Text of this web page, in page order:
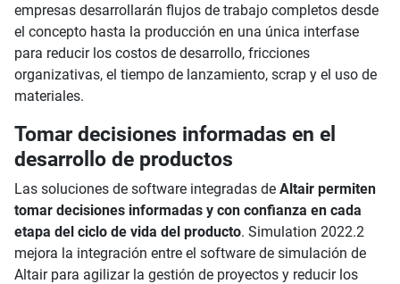
empresas desarrollarán flujos de trabajo completos desde
el concepto hasta la producción en una única interfase
para reducir los costos de desarrollo, fricciones
organizativas, el tiempo de lanzamiento, scrap y el uso de
materiales.
Tomar decisiones informadas en el
desarrollo de productos
Las soluciones de software integradas de Altair permiten
tomar decisiones informadas y con confianza en cada
etapa del ciclo de vida del producto. Simulation 2022.2
mejora la integración entre el software de simulación de
Altair para agilizar la gestión de proyectos y reducir los